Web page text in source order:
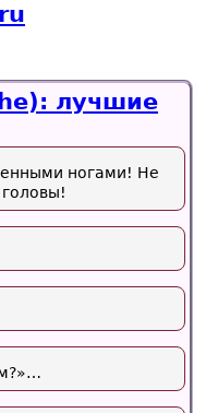
лучшие
ногами! Не